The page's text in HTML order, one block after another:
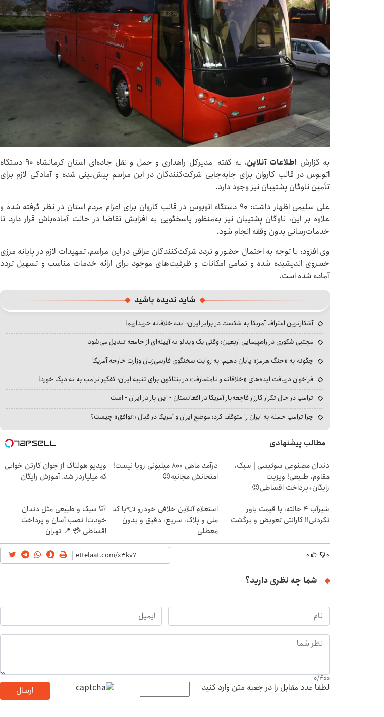
به گزارش اطلاعات آنلاین
، به گفته مدیرکل راهداری و حمل‌ و نقل جاده‌ای استان کرمانشاه ۹۰ دستگاه
اتوبوس در قالب کاروان برای جابه‌جایی شرکت‌کنندگان در این مراسم پیش‌بینی شده و آمادگی لازم برای
تأمین ناوگان پشتیبان نیز وجود دارد.
علی سلیمی اظهار داشت: ۹۰ دستگاه اتوبوس در قالب کاروان برای اعزام مردم استان در نظر گرفته شده و
علاوه بر این، ناوگان پشتیبان نیز به‌منظور پاسخگویی به افزایش تقاضا در حالت آماده‌باش قرار دارد تا
خدمات‌رسانی بدون وقفه انجام شود.
وی افزود: با توجه به احتمال حضور و تردد شرکت‌کنندگان عراقی در این مراسم، تمهیدات لازم در پایانه مرزی
خسروی اندیشیده شده و تمامی امکانات و ظرفیت‌های موجود برای ارائه خدمات مناسب و تسهیل تردد
آماده شده است.
شاید ندیده باشید
آشکارترین اعتراف آمریکا به شکست در برابر ایران؛ ایده خلاقانه خریداریم!
مجتبی شکوری در راهپیمایی اربعین؛ وقتی یک ویدئو به آیینه‌ای از جامعه تبدیل می‌شود
چگونه به «جنگ هرمز» پایان دهیم؛ به روایت سخنگوی فارسی‌زبان وزارت خارجه آمریکا
فراخوان دریافت ایده‌های «خلاقانه و نامتعارف» در پنتاگون برای تنبیه ایران؛ کفگیر ترامپ به ته دیگ خورد!
ترامپ در حال تکرار کارزار فاجعه‌بار آمریکا در افغانستان - این بار در ایران - است
چرا ترامپ حمله به ایران را متوقف کرد؛ موضع ایران و آمریکا در قبال «توافق» چیست؟
مطالب پیشنهادی
دندان مصنوعی سوئیسی | سبک،
مقاوم، طبیعی! ویزیت
رایگان+پرداخت اقساطی😍
درآمد ماهی 800 میلیونی رویا نیست!
امتحانش مجانیه😉
ویدیو هولناک از جوان کارتن خوابی
که میلیاردر شد. آموزش رایگان
شیر‌آب ۴ حالته، با قیمت باور
نکردنی!! گارانتی تعویض و برگشت
استعلام آنلاین خلافی خودرو 👈با کد
ملی و پلاک، سریع، دقیق و بدون
معطلی
🦷 سبک و طبیعی مثل دندان
خودت! نصب آسان و پرداخت
اقساطی 💳 📍 تهران
۰ ۰
شما چه نظری دارید؟
0/400
لطفا عدد مقابل را در جعبه متن وارد کنید ارسال